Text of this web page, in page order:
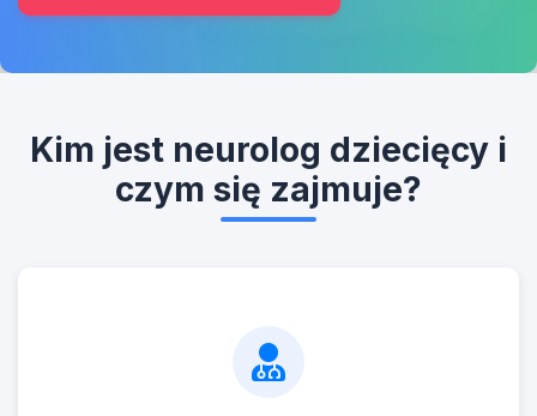
Kim jest neurolog dziecięcy i
czym się zajmuje?